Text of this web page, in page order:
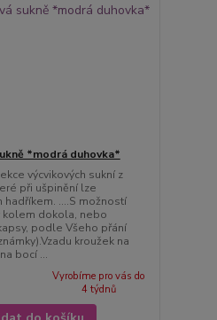
*modrá duhovka*
výcvikových sukní z
při ušpinění lze
....S možností
dokola, nebo
podle Všeho přání
kroužek na
bocí ...
Vyrobíme pro vás do
4 týdnů